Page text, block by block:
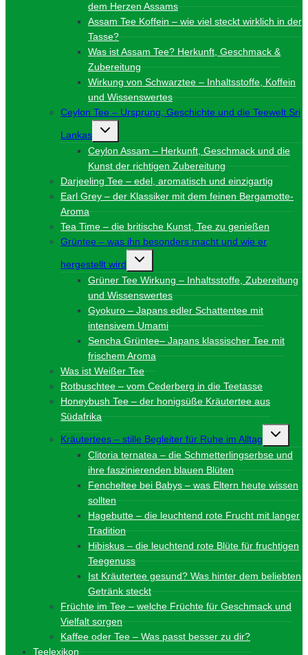
dem Herzen Assams
Assam Tee Koffein – wie viel steckt wirklich in der
Tasse?
Was ist Assam Tee? Herkunft, Geschmack &
Zubereitung
Wirkung von Schwarztee – Inhaltsstoffe, Koffein
und Wissenswertes
Ceylon Tee – Ursprung, Geschichte und die Teewelt Sri
Lankas
Untermenü
Ceylon Assam – Herkunft, Geschmack und die
Kunst der richtigen Zubereitung
Darjeeling Tee – edel, aromatisch und einzigartig
Earl Grey – der Klassiker mit dem feinen Bergamotte-
Aroma
Tea Time – die britische Kunst, Tee zu genießen
Grüntee – was ihn besonders macht und wie er
hergestellt wird
Untermenü
Grüner Tee Wirkung – Inhaltsstoffe, Zubereitung
und Wissenswertes
Gyokuro – Japans edler Schattentee mit
intensivem Umami
Sencha Grüntee– Japans klassischer Tee mit
frischem Aroma
Was ist Weißer Tee
Rotbuschtee – vom Cederberg in die Teetasse
Honeybush Tee – der honigsüße Kräutertee aus
Südafrika
Kräutertees – stille Begleiter für Ruhe im Alltag
Clitoria ternatea – die Schmetterlingserbse und
ihre faszinierenden blauen Blüten
Fencheltee bei Babys – was Eltern heute wissen
sollten
Hagebutte – die leuchtend rote Frucht mit langer
Tradition
Hibiskus – die leuchtend rote Blüte für fruchtigen
Teegenuss
Ist Kräutertee gesund? Was hinter dem beliebten
Getränk steckt
Früchte im Tee – welche Früchte für Geschmack und
Vielfalt sorgen
Kaffee oder Tee – Was passt besser zu dir?
Teelexikon